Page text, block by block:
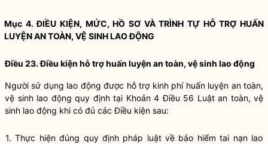
Mục 4. ĐIỀU KIỆN, MỨC, HỒ SƠ VÀ TRÌNH TỰ HỖ TRỢ HUẤN
LUYỆN AN TOÀN, VỆ SINH LAO ĐỘNG
Điều 23. Điều kiện hỗ trợ huấn luyện an toàn, vệ sinh lao động
Người sử dụng lao động được hỗ trợ kinh phí huấn luyện an toàn,
vệ sinh lao động quy định tại Khoản 4 Điều 56 Luật an toàn, vệ
sinh lao động khi có đủ các Điều kiện sau:
1. Thực hiện đúng quy định pháp luật về bảo hiểm tai nạn lao